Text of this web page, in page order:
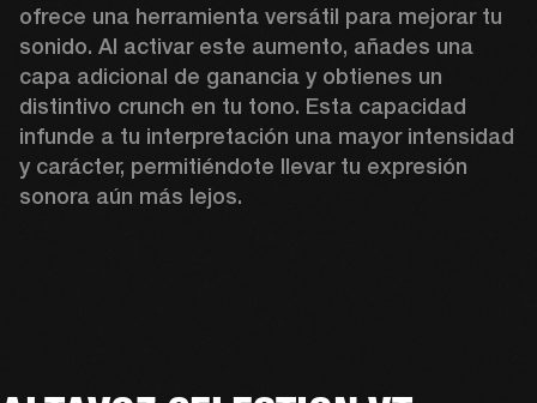
ofrece una herramienta versátil para mejorar tu
sonido. Al activar este aumento, añades una
capa adicional de ganancia y obtienes un
distintivo crunch en tu tono. Esta capacidad
infunde a tu interpretación una mayor intensidad
y carácter, permitiéndote llevar tu expresión
sonora aún más lejos.